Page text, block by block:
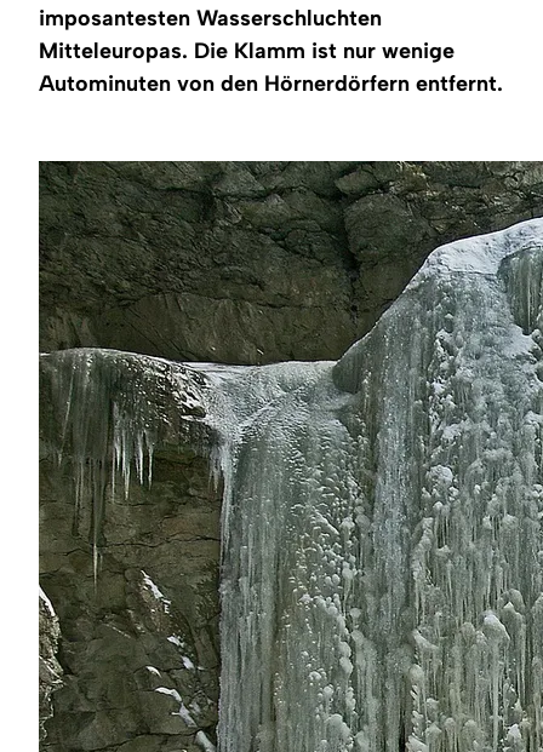
Region
imposantesten Wasserschluchten
Mitteleuropas. Die Klamm ist nur wenige
Autominuten von den Hörnerdörfern entfernt.